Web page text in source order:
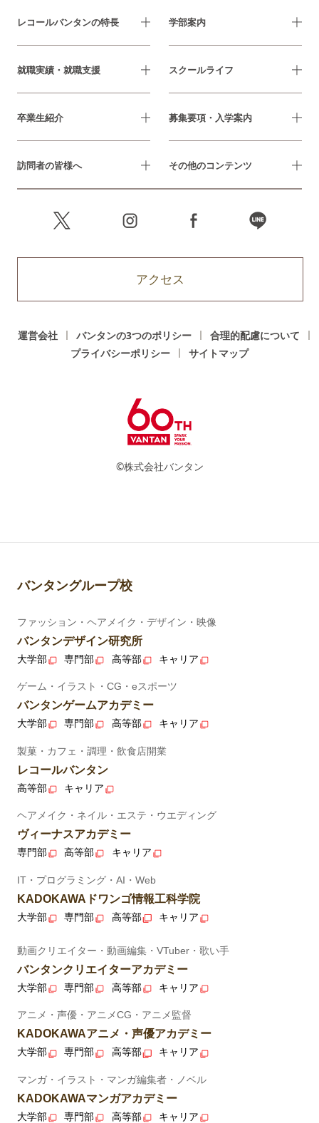
レコールバンタンの特長 学部案内
就職実績・就職支援 スクールライフ
卒業生紹介 募集要項・入学案内
訪問者の皆様へ その他のコンテンツ
アクセス
運営会社 バンタンの3つのポリシー
合理的配慮について
プライバシーポリシー
サイトマップ
©株式会社バンタン
バンタングループ校
ファッション・ヘアメイク・デザイン・映像
バンタンデザイン研究所
大学部 専門部 高等部 キャリア
ゲーム・イラスト・CG・eスポーツ
バンタンゲームアカデミー
大学部 専門部 高等部 キャリア
製菓・カフェ・調理・飲食店開業
レコールバンタン
高等部 キャリア
ヘアメイク・ネイル・エステ・ウエディング
ヴィーナスアカデミー
専門部 高等部 キャリア
IT・プログラミング・AI・Web
KADOKAWAドワンゴ情報工科学院
大学部 専門部 高等部 キャリア
動画クリエイター・動画編集・VTuber・歌い手
バンタンクリエイターアカデミー
大学部 専門部 高等部 キャリア
アニメ・声優・アニメCG・アニメ監督
KADOKAWAアニメ・声優アカデミー
大学部 専門部 高等部 キャリア
マンガ・イラスト・マンガ編集者・ノベル
KADOKAWAマンガアカデミー
大学部 専門部 高等部 キャリア